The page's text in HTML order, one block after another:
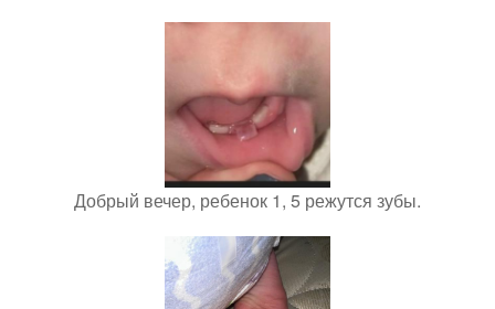
Добрый вечер, ребенок 1, 5 режутся зубы.